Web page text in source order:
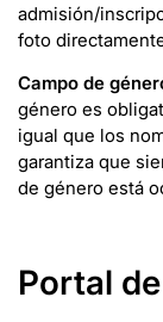
admisión/
foto
Campo de
género es
igual que los
garantiza que
de género está
Portal